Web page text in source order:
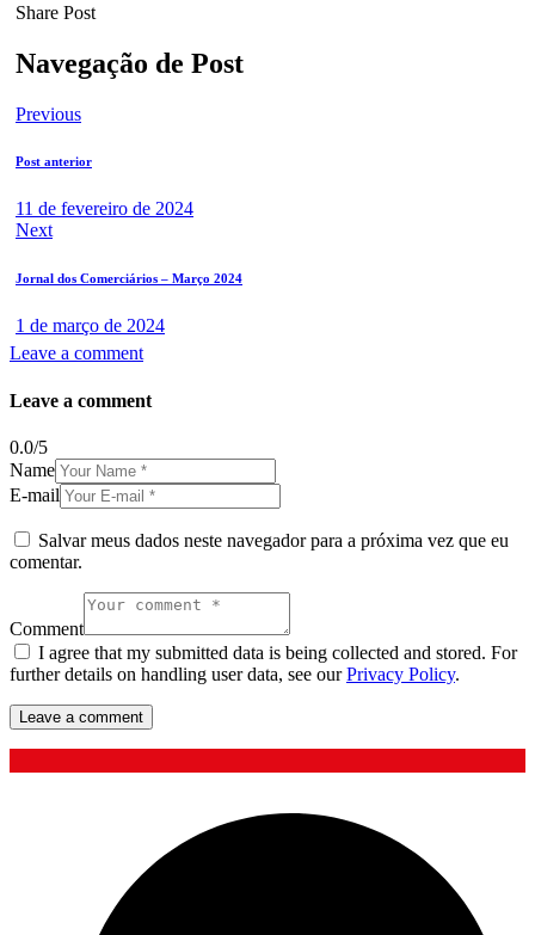
Share Post
Navegação de Post
Previous
Post anterior
11 de fevereiro de 2024
Next
Jornal dos Comerciários – Março 2024
1 de março de 2024
Leave a comment
Leave a comment
0.0/5
Name
E-mail
Salvar meus dados neste navegador para a próxima vez que eu
comentar.
Comment
I agree that my submitted data is being collected and stored. For
further details on handling user data, see ourPrivacy Policy.